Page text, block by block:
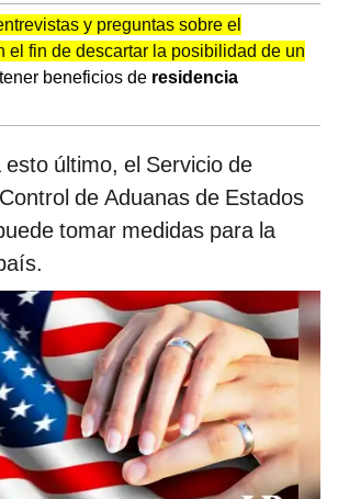
y preguntas sobre el
el fin de descartar la posibilidad de un
beneficios de residencia
último, el Servicio de
de Aduanas de Estados
tomar medidas para la